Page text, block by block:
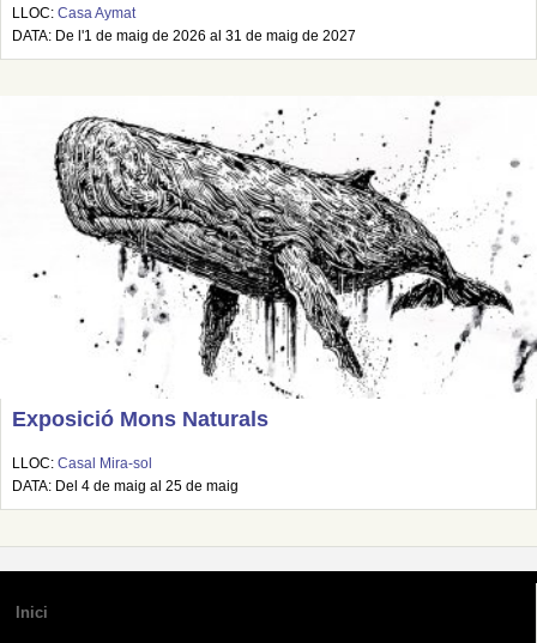
LLOC: Casa Aymat
DATA: De l'1 de maig de 2026 al 31 de maig de 2027
Exposició Mons Naturals
LLOC: Casal Mira-sol
DATA: Del 4 de maig al 25 de maig
Inici